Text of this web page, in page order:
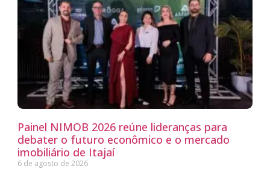
Painel NIMOB 2026 reúne lideranças para
debater o futuro econômico e o mercado
imobiliário de Itajaí
6 de agosto de 2026